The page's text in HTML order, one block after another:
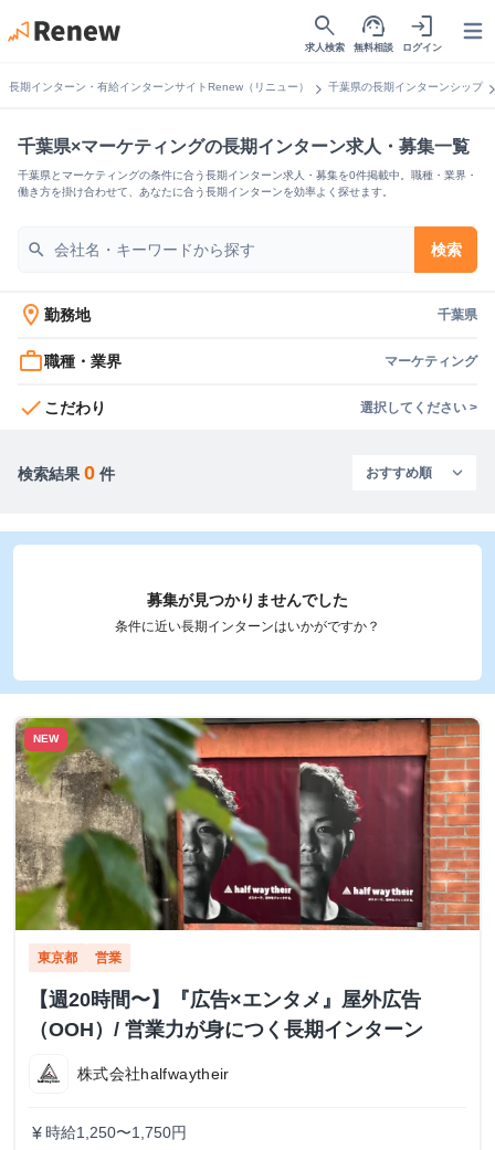
search
求人検索
support_agent
無料相談
login
ログイン
長期インターン・有給インターンサイトRenew（リニュー） chevron_right 千葉県の長期インターンシップ
千葉県×マーケティングの長期インターン求人・募集一覧
千葉県とマーケティングの条件に合う長期インターン求人・募集を0件掲載中。職種・業界・
働き方を掛け合わせて、あなたに合う長期インターンを効率よく探せます。
search 検索
location_on 勤務地 千葉県
work_outline職種・業界 マーケティング
check こだわり 選択してください >
検索結果 0 件
募集が見つかりませんでした
条件に近い長期インターンはいかがですか？
NEW
東京都 営業
【週20時間〜】『広告×エンタメ』屋外広告
（OOH）/ 営業力が身につく長期インターン
株式会社halfwaytheir
currency_yen 時給1,250〜1,750円